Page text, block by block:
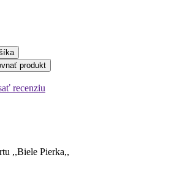
produkt
recenziu
,,Biele Pierka,,